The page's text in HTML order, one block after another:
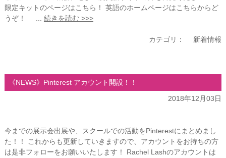
限定キットのページはこちら！ 英語のホームページはこちらからど
うぞ！ ... 続きを読む >>>
カテゴリ： 新着情報
《NEWS》Pinterest アカウント開設！！
2018年12月03日
今までの展示会出展や、スクールでの活動をPinterestにまとめまし
た！！ これからも更新していきますので、アカウントをお持ちの方
は是非フォローをお願いいたします！ Rachel Lashのアカウントは